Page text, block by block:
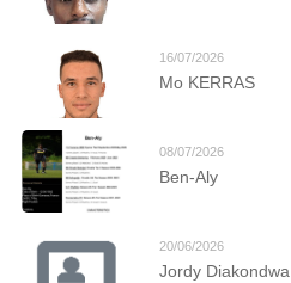
16/07/2026
Mo KERRAS
08/07/2026
Ben-Aly
20/06/2026
Jordy Diakondwa